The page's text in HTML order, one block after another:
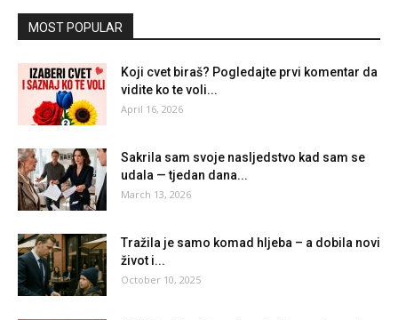
MOST POPULAR
Koji cvet biraš? Pogledajte prvi komentar da
vidite ko te voli...
April 16, 2026
Sakrila sam svoje nasljedstvo kad sam se
udala — tjedan dana...
March 13, 2026
Tražila je samo komad hljeba – a dobila novi
život i...
October 10, 2025